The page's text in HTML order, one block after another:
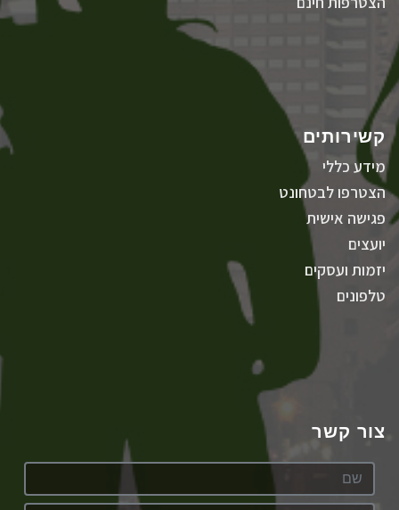
קשירותים
מידע כללי
הצטרפו לבטחונט
פגישה אישית
יועצים
יזמות ועסקים
טלפונים
צור קשר